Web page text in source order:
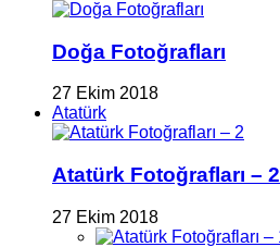
Doğa Fotoğrafları
27 Ekim 2018
Atatürk
Atatürk Fotoğrafları – 2
27 Ekim 2018